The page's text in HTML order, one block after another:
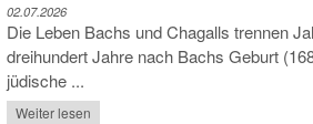
02.07.2026
Die Leben Bachs und Chagalls trennen
dreihundert Jahre nach Bachs Geburt
jüdische ...
Weiter lesen